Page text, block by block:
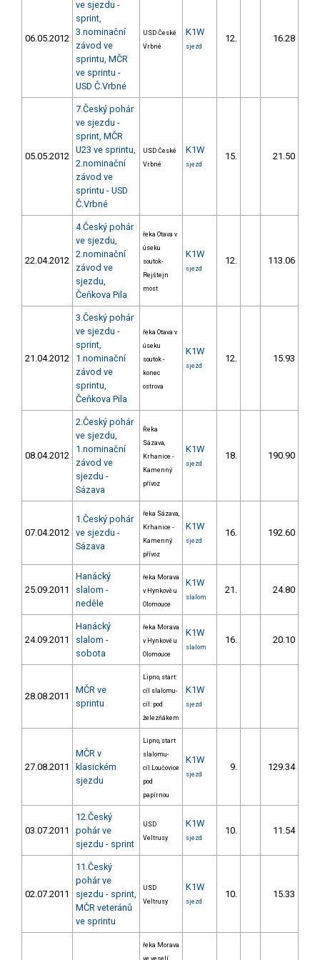
06.05.2012
ve sjezdu -
sprint,
3.nominační
závod ve
sprintu, MČR
ve sprintu -
USD Č.Vrbné
USD České
Vrbné
K1W
sjezd
12. 16.28
05.05.2012
7.Český pohár
ve sjezdu -
sprint, MČR
U23 ve sprintu,
2.nominační
závod ve
sprintu - USD
Č.Vrbné
USD České
Vrbné
K1W
sjezd
15. 21.50
22.04.2012
4.Český pohár
ve sjezdu,
2.nominační
závod ve
sjezdu,
Čeňkova Pila
řeka Otava v
úseku
soutok-
Rejštejn
most
K1W
sjezd
12. 113.06
21.04.2012
3.Český pohár
ve sjezdu -
sprint,
1.nominační
závod ve
sprintu,
Čeňkova Pila
řeka Otava v
úseku
soutok -
konec
ostrova
K1W
sjezd
12. 15.93
08.04.2012
2.Český pohár
ve sjezdu,
1.nominační
závod ve
sjezdu -
Sázava
Řeka
Sázava,
Krhanice -
Kamenný
přívoz
K1W
sjezd
18. 190.90
07.04.2012
1.Český pohár
ve sjezdu -
Sázava
řeka Sázava,
Krhanice -
Kamenný
přívoz
K1W
sjezd
16. 192.60
25.09.2011
Hanácký
slalom -
neděle
řeka Morava
v Hynkově u
Olomouce
K1W
slalom
21. 24.80
24.09.2011
Hanácký
slalom -
sobota
řeka Morava
v Hynkově u
Olomouce
K1W
slalom
16. 20.10
28.08.2011
MČR ve
sprintu
Lipno, start:
cíl slalomu-
cíl: pod
železňákem
K1W
sjezd
27.08.2011
MČR v
klasickém
sjezdu
Lipno, start
slalomu-
cíl:Loučovice
pod
papírnou
K1W
sjezd
9. 129.34
03.07.2011
12.Český
pohár ve
sjezdu - sprint
USD
Veltrusy
K1W
sjezd
10. 11.54
02.07.2011
11.Český
pohár ve
sjezdu - sprint,
MČR veteránů
ve sprintu
USD
Veltrusy
K1W
sjezd
10. 15.33
řeka Morava